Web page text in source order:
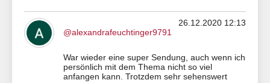
26.12.2020 12:13
@alexandrafeuchtinger9791
War wieder eine super Sendung, auch wenn ich
persönlich mit dem Thema nicht so viel
anfangen kann. Trotzdem sehr sehenswert